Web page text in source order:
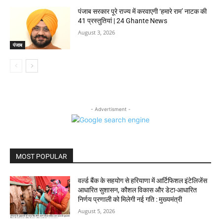
पंजाब
पंजाब सरकार पूरे राज्य में करवाएगी ‘हमारे राम’ नाटक की
41 प्रस्तुतियां | 24 Ghante News
August 3, 2026
- Advertisment -
MOST POPULAR
वर्ल्ड बैंक के सहयोग से हरियाणा में आर्टिफिशल इंटेलिजेंस
आधारित सुशासन, कौशल विकास और डेटा-आधारित
निर्णय प्रणाली को मिलेगी नई गति : मुख्यमंत्री
August 5, 2026